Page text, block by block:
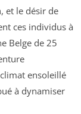
et le désir de
ces individus à
Belge de 25
ensoleillé
à dynamiser